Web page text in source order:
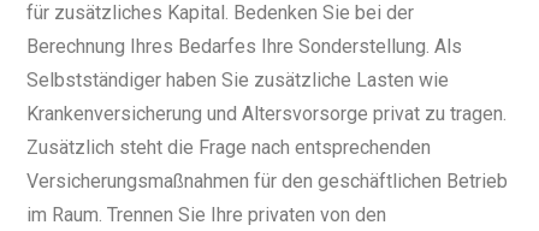
für zusätzliches Kapital. Bedenken Sie bei der
Berechnung Ihres Bedarfes Ihre Sonderstellung. Als
Selbstständiger haben Sie zusätzliche Lasten wie
Krankenversicherung und Altersvorsorge privat zu tragen.
Zusätzlich steht die Frage nach entsprechenden
Versicherungsmaßnahmen für den geschäftlichen Betrieb
im Raum. Trennen Sie Ihre privaten von den